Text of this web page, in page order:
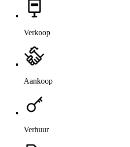
Verkoop
Aankoop
Verhuur